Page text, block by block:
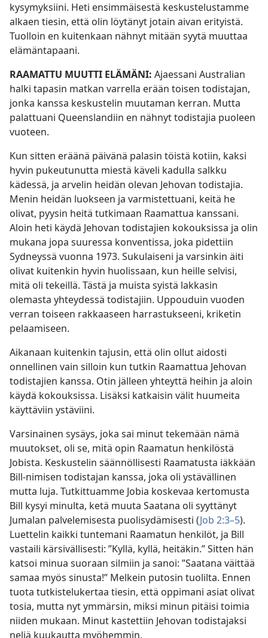
kysymyksiini. Heti ensimmäisestä keskustelustamme
alkaen tiesin, että olin löytänyt jotain aivan erityistä.
Tuolloin en kuitenkaan nähnyt mitään syytä muuttaa
elämäntapaani.
RAAMATTU MUUTTI ELÄMÄNI: Ajaessani Australian
halki tapasin matkan varrella erään toisen todistajan,
jonka kanssa keskustelin muutaman kerran. Mutta
palattuani Queenslandiin en nähnyt todistajia puoleen
vuoteen.
Kun sitten eräänä päivänä palasin töistä kotiin, kaksi
hyvin pukeutunutta miestä käveli kadulla salkku
kädessä, ja arvelin heidän olevan Jehovan todistajia.
Menin heidän luokseen ja varmistettuani, keitä he
olivat, pyysin heitä tutkimaan Raamattua kanssani.
Aloin heti käydä Jehovan todistajien kokouksissa ja olin
mukana jopa suuressa konventissa, joka pidettiin
Sydneyssä vuonna 1973. Sukulaiseni ja varsinkin äiti
olivat kuitenkin hyvin huolissaan, kun heille selvisi,
mitä oli tekeillä. Tästä ja muista syistä lakkasin
olemasta yhteydessä todistajiin. Uppouduin vuoden
verran toiseen rakkaaseen harrastukseeni, kriketin
pelaamiseen.
Aikanaan kuitenkin tajusin, että olin ollut aidosti
onnellinen vain silloin kun tutkin Raamattua Jehovan
todistajien kanssa. Otin jälleen yhteyttä heihin ja aloin
käydä kokouksissa. Lisäksi katkaisin välit huumeita
käyttäviin ystäviini.
Varsinainen sysäys, joka sai minut tekemään nämä
muutokset, oli se, mitä opin Raamatun henkilöstä
Jobista. Keskustelin säännöllisesti Raamatusta iäkkään
Bill-nimisen todistajan kanssa, joka oli ystävällinen
mutta luja. Tutkittuamme Jobia koskevaa kertomusta
Bill kysyi minulta, ketä muuta Saatana oli syyttänyt
Jumalan palvelemisesta puolisydämisesti (Job 2:3–5).
Luettelin kaikki tuntemani Raamatun henkilöt, ja Bill
vastaili kärsivällisesti: ”Kyllä, kyllä, heitäkin.” Sitten hän
katsoi minua suoraan silmiin ja sanoi: ”Saatana väittää
samaa myös sinusta!” Melkein putosin tuolilta. Ennen
tuota tutkistelukertaa tiesin, että oppimani asiat olivat
tosia, mutta nyt ymmärsin, miksi minun pitäisi toimia
niiden mukaan. Minut kastettiin Jehovan todistajaksi
neljä kuukautta myöhemmin.